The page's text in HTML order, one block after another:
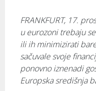
FRANKFURT, 17.
u eurozoni trebaju
ili ih minimizirati
sačuvale svoje
ponovno iznenadi
Europska središnja